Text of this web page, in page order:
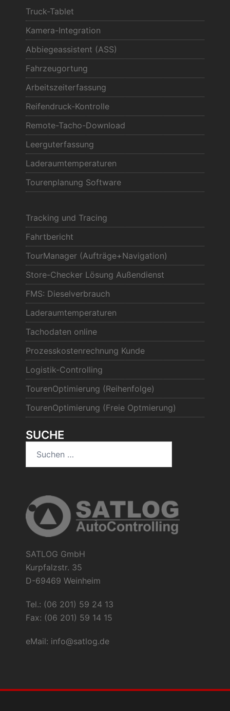
Truck-Tablet
Kamera-Integration
Abbiegeassistent (ASS)
Fahrzeugortung
Arbeitszeiterfassung
Reifendruck-Kontrolle
Remote-Tacho-Download
Leerguterfassung
Laderaumtemperaturen
Tourenplanung Software
Tracking und Tracing
Fahrtbericht
TourManager (Aufträge+Navigation)
Store-Checker Lösung Außendienst
FMS: Dieselverbrauch
Laderaumtemperaturen
Tachodaten online
Prozesskostenrechnung Kunde
Logistik-Controlling
TourenOptimierung (Reihenfolge)
TourenOptimierung (Freie Optmierung)
SUCHE
SATLOG GmbH
Kurpfalzstr. 35
D-69469 Weinheim
Tel.: (06 201) 59 24 13
Fax: (06 201) 59 14 15
eMail: info@satlog.de